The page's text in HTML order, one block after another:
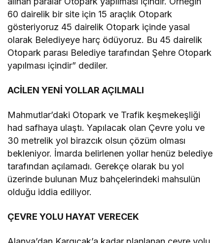
60 dairelik bir site için 15 araçlık Otopark
gösteriyoruz 45 dairelik Otopark içinde yasal
olarak Belediyeye harç ödüyoruz. Bu 45 dairelik
Otopark parası Belediye tarafından Şehre Otopark
yapılması içindir” dediler.
ACİLEN YENİ YOLLAR AÇILMALI
Mahmutlar’daki Otopark ve Trafik keşmekeşliği
had safhaya ulaştı. Yapılacak olan Çevre yolu ve
30 metrelik yol birazcık olsun çözüm olması
bekleniyor. İmarda belirlenen yollar henüz belediye
tarafından açılamadı. Gerekçe olarak bu yol
üzerinde bulunan Muz bahçelerindeki mahsulün
olduğu iddia ediliyor.
ÇEVRE YOLU HAYAT VERECEK